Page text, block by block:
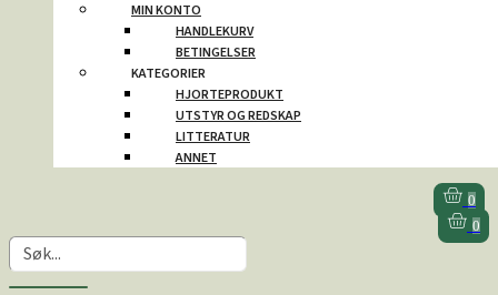
MIN KONTO
HANDLEKURV
BETINGELSER
KATEGORIER
HJORTEPRODUKT
UTSTYR OG REDSKAP
LITTERATUR
ANNET
0
0